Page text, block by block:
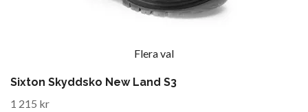
Flera val
Sixton Skyddsko New Land S3
1 215 kr